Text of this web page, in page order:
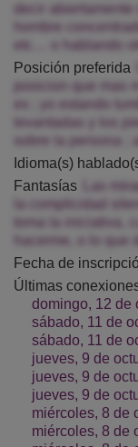
decir
hombre
etc… o hablando
Posición preferida
posicion que mas
es ; yo estando
levantadas y los
sobre la persona ;
Idioma(s)
Fantasías
Las
la complicidad
toma la iniciativa,
hacerme, o lo que
Fecha de
Últimas
domingo, 12 de
sábado, 11 de
sábado, 11 de
jueves, 9 de
jueves, 9 de
jueves, 9 de
miércoles, 8 de
miércoles, 8 de